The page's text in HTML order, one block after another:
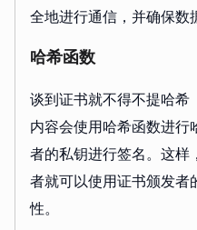
全地进行通信，并确保数
哈希函数
谈到证书就不得不提哈
内容会使用哈希函数进
者的私钥进行签名。这样
者就可以使用证书颁发
性。